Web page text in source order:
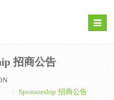
Toggle
招商公告
Sponsorship 招商公告